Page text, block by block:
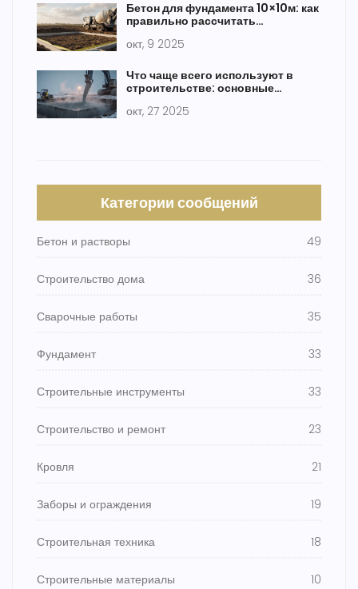
Бетон для фундамента 10×10м: как
правильно рассчитать
окт, 9 2025
Что чаще всего используют в
строительстве: основные
года
окт, 27 2025
Категории сообщений
Бетон и растворы 49
Строительство дома 36
Сварочные работы 35
Фундамент 33
Строительные инструменты 33
Строительство и ремонт 23
Кровля 21
Заборы и ограждения 19
Строительная техника 18
Строительные материалы 10